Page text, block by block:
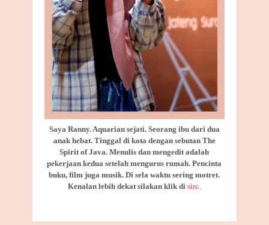
Saya Ranny. Aquarian sejati. Seorang ibu dari dua
anak hebat. Tinggal di kota dengan sebutan The
Spirit of Java. Menulis dan mengedit adalah
pekerjaan kedua setelah mengurus rumah. Pencinta
buku, film juga musik. Di sela waktu sering motret.
Kenalan lebih dekat silakan klik di sini